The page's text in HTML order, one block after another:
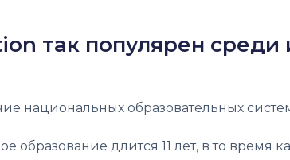
так популярен среди
национальных образовательных
образование длится 11 лет, в то время